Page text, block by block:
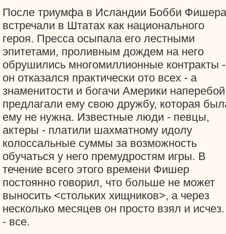
После триумфа в Исландии Бобби Фишера
встречали в Штатах как национального
героя. Пресса осыпала его лестными
эпитетами, проливным дождем на него
обрушились многомиллионные контракты -
он отказался практически ото всех - а
знаменитости и богачи Америки наперебой
предлагали ему свою дружбу, которая
ему не нужна. Известные люди - певцы,
актеры - платили шахматному идолу
колоссальные суммы за возможность
обучаться у него премудростям игры. В
течение всего этого времени Фишер
постоянно говорил, что больше не может
выносить <стольких хищников>, а через
несколько месяцев он просто взял и
- все.